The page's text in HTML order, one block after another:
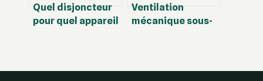
Quel disjoncteur
pour quel appareil
Ventilation
mécanique sous-
durablement